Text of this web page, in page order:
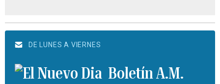
DE LUNES A VIERNES
Boletín A.M.